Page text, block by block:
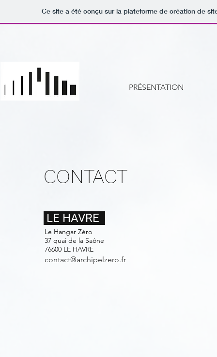
Ce site a été conçu sur la plateforme de création de
PRÉSENTATION
CONTACT
LE HAVRE
Le Hangar Zéro
37 quai de la Saône
76600 LE HAVRE
contact@archipelzero.fr